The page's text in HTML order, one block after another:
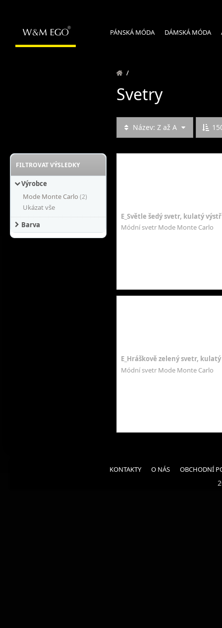
PÁNSKÁ MÓDA DÁMSKÁ MÓDA
FILTROVAT VÝSLEDKY
Výrobce
Mode Monte Carlo (2)
Ukázat vše
Barva
/
Svetry
Název: Z až A
E_Světle šedý svetr, kulatý
Módní svetr Mode Monte Carlo
E_Hráškově zelený svetr,
Módní svetr Mode Monte Carlo
KONTAKTY O NÁS OBCHODNÍ